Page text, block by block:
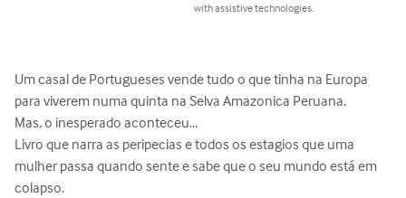
with assistive technologies.
Um casal de Portugueses vende tudo o que tinha na Europa
para viverem numa quinta na Selva Amazonica Peruana.
Mas, o inesperado aconteceu...
Livro que narra as peripecias e todos os estagios que uma
mulher passa quando sente e sabe que o seu mundo está em
colapso.